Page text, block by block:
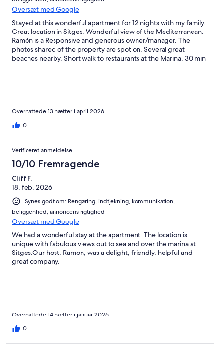
Oversæt med Google
Stayed at this wonderful apartment for 12 nights with my family.
Great location in Sitges. Wonderful view of the Mediterranean.
Ramón is a Responsive and generous owner/manager. The
photos shared of the property are spot on. Several great
beaches nearby. Short walk to restaurants at the Marina. 30 min
Overnattede 13 nætter i april 2026
0
Verificeret anmeldelse
10/10 Fremragende
Cliff F.
18. feb. 2026
Synes godt om: Rengøring, indtjekning, kommunikation,
beliggenhed, annoncens rigtighed
Oversæt med Google
We had a wonderful stay at the apartment. The location is
unique with fabulous views out to sea and over the marina at
Sitges.Our host, Ramon, was a delight, friendly, helpful and
great company.
Overnattede 14 nætter i januar 2026
0